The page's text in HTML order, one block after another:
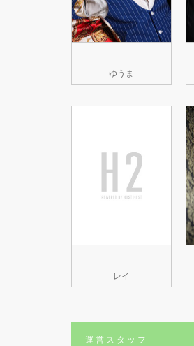
ゆうま
レイ
運営スタッフ